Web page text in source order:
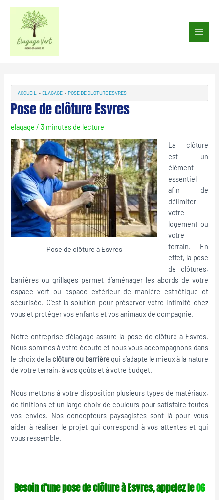
Aller
contenu
Main
ACCUEIL ELAGAGE POSE DE CLÔTURE ESVRES
Pose de clôture Esvres
elagage /3 minutes de lecture
Pose de clôture à Esvres
La clôture
est un
élément
essentiel
afin de
délimiter
votre
logement ou
votre
terrain. En
effet, la pose
de clôtures,
barrières ou grillages permet d’aménager les abords de votre
espace vert ou espace extérieur de manière esthétique et
sécurisée. C’est la solution pour préserver votre intimité chez
vous et protéger vos enfants et vos animaux de compagnie.
Notre entreprise d’élagage assure la pose de clôture à Esvres.
Nous sommes à votre écoute et nous vous accompagnons dans
le choix de la clôture ou barrièrequi s’adapte le mieux à la nature
de votre terrain, à vos goûts et à votre budget.
Nous mettons à votre disposition plusieurs types de matériaux,
de finitions et un large choix de couleurs pour satisfaire toutes
vos envies. Nos concepteurs paysagistes sont là pour vous
aider à réaliser le projet qui correspond à vos attentes et qui
vous ressemble.
Besoin d’une pose de clôture à Esvres, appelez le06
articles